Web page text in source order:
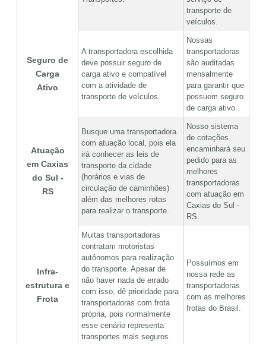
transporte de
veículos.
Seguro de
Carga
Ativo
A transportadora escolhida
deve possuir seguro de
carga ativo e compatível
com a atividade de
transporte de veículos.
Nossas
transportadoras
são auditadas
mensalmente
para garantir que
possuem seguro
de carga ativo.
Atuação
em Caxias
do Sul -
RS
Busque uma transportadora
com atuação local, pois ela
irá conhecer as leis de
transporte da cidade
(horários e vias de
circulação de caminhões)
além das melhores rotas
para realizar o transporte.
Nosso sistema
de cotações
encaminhará seu
pedido para as
melhores
transportadoras
com atuação em
Caxias do Sul -
RS.
Infra-
estrutura e
Frota
Muitas transportadoras
contratam motoristas
autônomos para realização
do transporte. Apesar de
não haver nada de errado
com isso, dê prioridade para
transportadoras com frota
própria, pois normalmente
esse cenário representa
transportes mais seguros.
Possuímos em
nossa rede as
transportadoras
com as melhores
frotas do Brasil.